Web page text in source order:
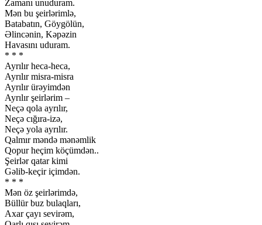
Zamanı unuduram.
Mən bu şeirlərimlə,
Batabatın, Göygölün,
Əlincənin, Kəpəzin
Havasını uduram.
* * *
Ayrılır heca-heca,
Ayrılır misra-misra
Ayrılır ürəyimdən
Ayrılır şeirlərim –
Neçə qola ayrılır,
Neçə cığıra-izə,
Neçə yola ayrılır.
Qalmır məndə mənəmlik
Qopur heçim köçümdən..
Şeirlər qatar kimi
Gəlib-keçir içimdən.
* * *
Mən öz şeirlərimdə,
Büllür buz bulaqları,
Axar çayı sevirəm,